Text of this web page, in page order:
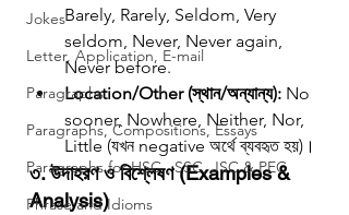
Jokes
Letter, Application, E-mail
Paragraphs
Paragraphs, Compositions, Essays
Paragraphs for HSC , SSC, JSC & PEC
Phrase and Idioms
Barely, Rarely, Seldom, Very
seldom, Never, Never again,
Never before.
Location/Other (স্থান/অন্যান্য): No
sooner, Nowhere, Neither, Nor,
Little (যখন negative অর্থে ব্যবহৃত হয়)।
৩. উদাহরণ ও বিশ্লেষণ (Examples &
Analysis)